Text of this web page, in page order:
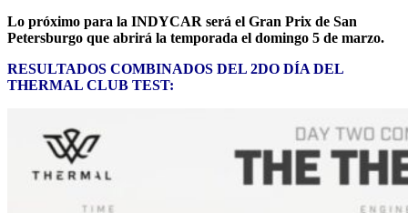
Lo próximo para la INDYCAR será el Gran Prix de San
Petersburgo que abrirá la temporada el domingo 5 de marzo.
RESULTADOS COMBINADOS DEL 2DO DÍA DEL
THERMAL CLUB TEST: